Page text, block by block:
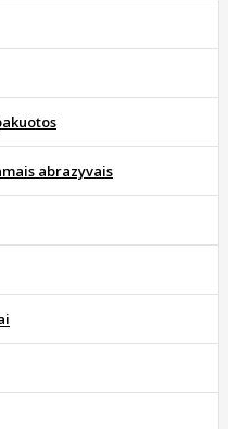
abrazyvais